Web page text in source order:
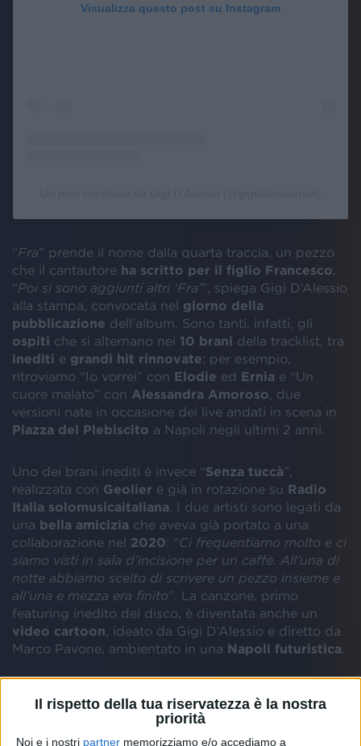
Il rispetto della tua riservatezza è la nostra
priorità
Noi e i nostri partner memorizziamo e/o accediamo a
Visualizza questo post su Instagram
“Fra” prende il nome dalla quarta traccia, un pezzo
che il cantautore ha scritto per il figlio Francesco
“Poi si sono aggiunti altri ‘Fra’”, spiega Gigi D’Alessio
alla stampa, convocata nel giorno della
pubblicazione dell’album. Sono tanti, infatti, gli
ospiti che si alternano nei 10 brani della tracklist, tra
inediti e grandi hit rinnovate: per esempio,
ritroviamo “Io vorrei” con Elodie ed Ernia e “Un
cuore malato” con Alessandra Amoroso , due
versioni nate in occasione dei live andati in scena in
Piazza del Plebiscito a Napoli negli ultimi 2 anni.
Uno dei brani inediti è invece “Senza tuccà”,
realizzata con Geolier e già in rotazione su Radio
Italia solomusicaitaliana . I due artisti sono legati da
una bella amicizia che aveva già portato a una
collaborazione nel 2020: “Ci frequentiamo molto e ci
siamo visti in sala d’incisione per un caffè. All’una di
notte abbiamo scelto di scrivere un pezzo insieme e
all’una e mezza era finito”. La canzone, primo
featuring inedito del disco, è diventata anche un
video cartoon , ideato da Gigi D’Alessio e diretto da
Marco Pavone, ambientato in una Napoli futuristica.